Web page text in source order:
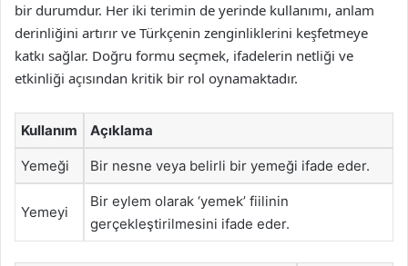
bir durumdur. Her iki terimin de yerinde kullanımı, anlam
derinliğini artırır ve Türkçenin zenginliklerini keşfetmeye
katkı sağlar. Doğru formu seçmek, ifadelerin netliği ve
etkinliği açısından kritik bir rol oynamaktadır.
Kullanım Açıklama
Yemeği Bir nesne veya belirli bir yemeği ifade eder.
Yemeyi
Bir eylem olarak ‘yemek’ fiilinin
gerçekleştirilmesini ifade eder.